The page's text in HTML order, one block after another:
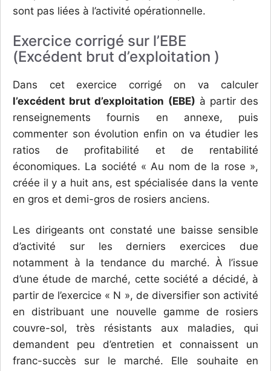
sont pas liées à l’activité opérationnelle.
Exercice corrigé sur l’EBE
(Excédent brut d’exploitation )
Dans cet exercice corrigé on va calculer
l’excédent brut d’exploitation (EBE) à partir des
renseignements fournis en annexe, puis
commenter son évolution enfin on va étudier les
ratios de profitabilité et de rentabilité
économiques. La société « Au nom de la rose »,
créée il y a huit ans, est spécialisée dans la vente
en gros et demi-gros de rosiers anciens.
Les dirigeants ont constaté une baisse sensible
d’activité sur les derniers exercices due
notamment à la tendance du marché. À l’issue
d’une étude de marché, cette société a décidé, à
partir de l’exercice « N », de diversifier son activité
en distribuant une nouvelle gamme de rosiers
couvre-sol, très résistants aux maladies, qui
demandent peu d’entretien et connaissent un
franc-succès sur le marché. Elle souhaite en